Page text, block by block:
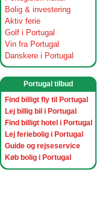
Bolig & investering
Aktiv ferie
Golf i Portugal
Vin fra Portugal
Danskere i Portugal
Portugal tilbud
Find billigt fly til Portugal
Lej billig bil i Portugal
Find billigt hotel i Portugal
Lej feriebolig i Portugal
Guide og rejseservice
Køb bolig i Portugal